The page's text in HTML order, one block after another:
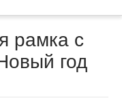
рамка с
год